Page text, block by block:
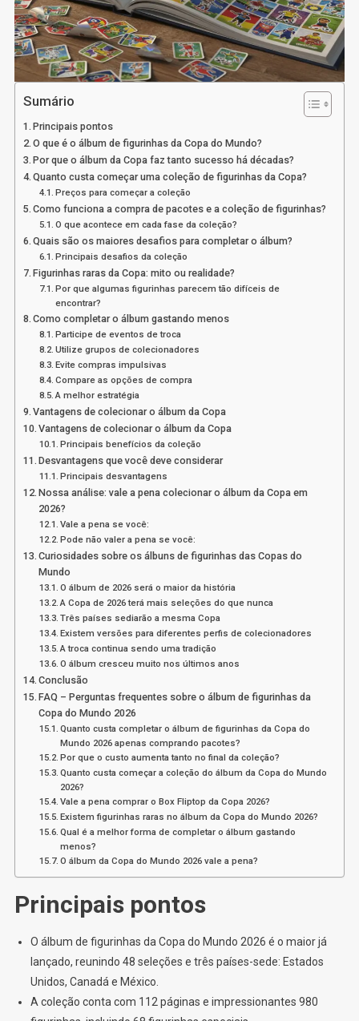
Sumário
Principais pontos
O que é o álbum de figurinhas da Copa do Mundo?
Por que o álbum da Copa faz tanto sucesso há décadas?
Quanto custa começar uma coleção de figurinhas da Copa?
Preços para começar a coleção
Como funciona a compra de pacotes e a coleção de figurinhas?
O que acontece em cada fase da coleção?
Quais são os maiores desafios para completar o álbum?
Principais desafios da coleção
Figurinhas raras da Copa: mito ou realidade?
Por que algumas figurinhas parecem tão difíceis de
encontrar?
Como completar o álbum gastando menos
Participe de eventos de troca
Utilize grupos de colecionadores
Evite compras impulsivas
Compare as opções de compra
A melhor estratégia
Vantagens de colecionar o álbum da Copa
Vantagens de colecionar o álbum da Copa
Principais benefícios da coleção
Desvantagens que você deve considerar
Principais desvantagens
Nossa análise: vale a pena colecionar o álbum da Copa em
2026?
Vale a pena se você:
Pode não valer a pena se você:
Curiosidades sobre os álbuns de figurinhas das Copas do
Mundo
O álbum de 2026 será o maior da história
A Copa de 2026 terá mais seleções do que nunca
Três países sediarão a mesma Copa
Existem versões para diferentes perfis de colecionadores
A troca continua sendo uma tradição
O álbum cresceu muito nos últimos anos
Conclusão
FAQ – Perguntas frequentes sobre o álbum de figurinhas da
Copa do Mundo 2026
Quanto custa completar o álbum de figurinhas da Copa do
Mundo 2026 apenas comprando pacotes?
Por que o custo aumenta tanto no final da coleção?
Quanto custa começar a coleção do álbum da Copa do Mundo
2026?
Vale a pena comprar o Box Fliptop da Copa 2026?
Existem figurinhas raras no álbum da Copa do Mundo 2026?
Qual é a melhor forma de completar o álbum gastando
menos?
O álbum da Copa do Mundo 2026 vale a pena?
Principais pontos
O álbum de figurinhas da Copa do Mundo 2026 é o maior já
lançado, reunindo 48 seleções e três países-sede: Estados
Unidos, Canadá e México.
A coleção conta com 112 páginas e impressionantes 980